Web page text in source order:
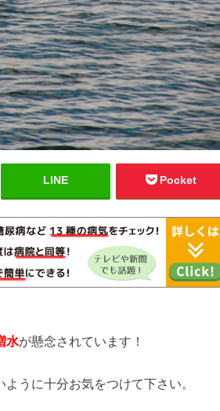
LINE Pocket
水が懸念されています！
うに十分お気をつけて下さい。